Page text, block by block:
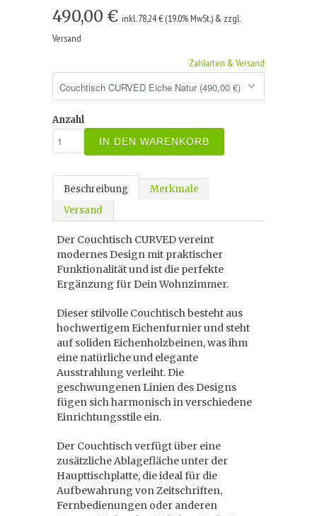
490,00 € inkl. 78,24 € (19.0% MwSt.) & zzgl.
Versand
Zahlarten & Versand
Anzahl
IN DEN WARENKORB
Beschreibung
Merkmale
Versand
Der Couchtisch CURVED vereint
modernes Design mit praktischer
Funktionalität und ist die perfekte
Ergänzung für Dein Wohnzimmer.
Dieser stilvolle Couchtisch besteht aus
hochwertigem Eichenfurnier und steht
auf soliden Eichenholzbeinen, was ihm
eine natürliche und elegante
Ausstrahlung verleiht. Die
geschwungenen Linien des Designs
fügen sich harmonisch in verschiedene
Einrichtungsstile ein.
Der Couchtisch verfügt über eine
zusätzliche Ablagefläche unter der
Haupttischplatte, die ideal für die
Aufbewahrung von Zeitschriften,
Fernbedienungen oder anderen